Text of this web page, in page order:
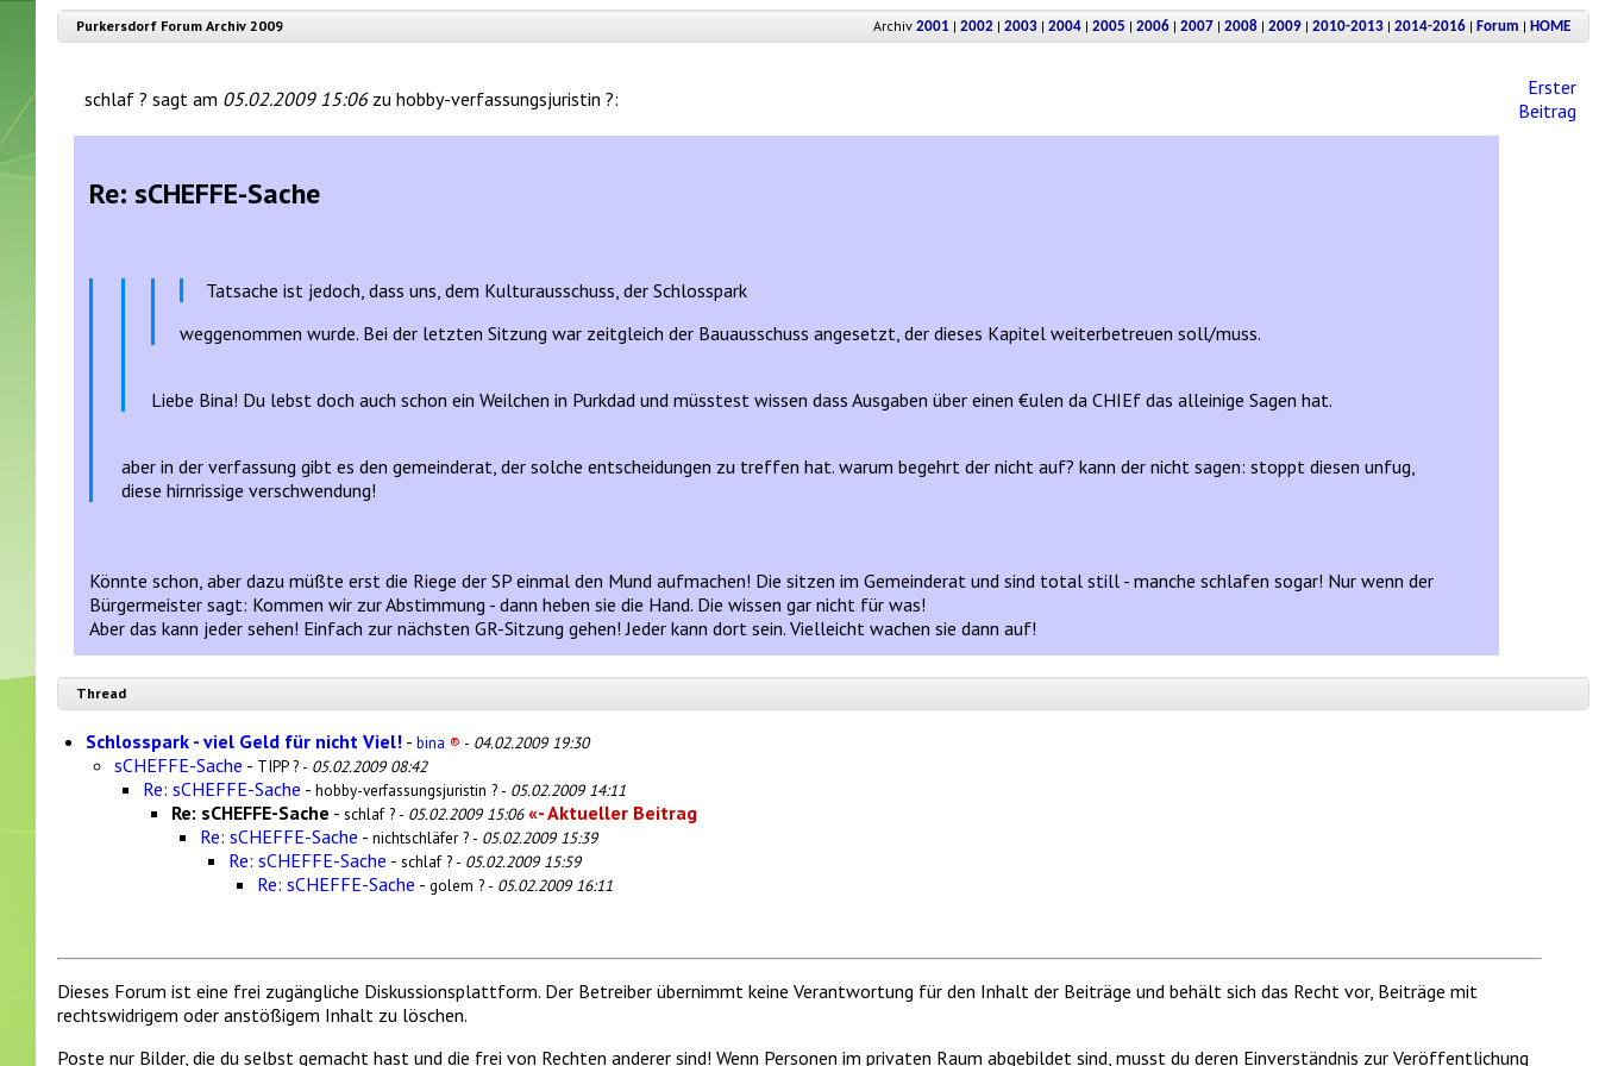
Purkersdorf Forum Archiv 2009 Archiv 2001 | 2002 | 2003 | 2004 | 2005 | 2006 | 2007 | 2008 | 2009 | 2010-2013 | 2014-2016 | Forum | HOME
schlaf ? sagt am 05.02.2009 15:06zu hobby-verfassungsjuristin ?:
Erster
Beitrag
Re: sCHEFFE-Sache
Tatsache ist jedoch, dass uns, dem Kulturausschuss, der Schlosspark
weggenommen wurde. Bei der letzten Sitzung war zeitgleich der Bauausschuss angesetzt, der dieses Kapitel weiterbetreuen soll/muss.
Liebe Bina! Du lebst doch auch schon ein Weilchen in Purkdad und müsstest wissen dass Ausgaben über einen €ulen da CHIEf das alleinige Sagen hat.
aber in der verfassung gibt es den gemeinderat, der solche entscheidungen zu treffen hat. warum begehrt der nicht auf? kann der nicht sagen: stoppt diesen unfug,
diese hirnrissige verschwendung!
Könnte schon, aber dazu müßte erst die Riege der SP einmal den Mund aufmachen! Die sitzen im Gemeinderat und sind total still - manche schlafen sogar! Nur wenn der
Bürgermeister sagt: Kommen wir zur Abstimmung - dann heben sie die Hand. Die wissen gar nicht für was!
Aber das kann jeder sehen! Einfach zur nächsten GR-Sitzung gehen! Jeder kann dort sein. Vielleicht wachen sie dann auf!
Thread
Schlosspark - viel Geld für nicht Viel! - bina ® - 04.02.2009 19:30
sCHEFFE-Sache - TIPP ? - 05.02.2009 08:42
Re: sCHEFFE-Sache - hobby-verfassungsjuristin ? - 05.02.2009 14:11
Re: sCHEFFE-Sache - schlaf ? - 05.02.2009 15:06«- Aktueller Beitrag
Re: sCHEFFE-Sache - nichtschläfer ? - 05.02.2009 15:39
Re: sCHEFFE-Sache - schlaf ? - 05.02.2009 15:59
Re: sCHEFFE-Sache - golem ? - 05.02.2009 16:11
Dieses Forum ist eine frei zugängliche Diskussionsplattform. Der Betreiber übernimmt keine Verantwortung für den Inhalt der Beiträge und behält sich das Recht vor, Beiträge mit
rechtswidrigem oder anstößigem Inhalt zu löschen.
Poste nur Bilder, die du selbst gemacht hast und die frei von Rechten anderer sind! Wenn Personen im privaten Raum abgebildet sind, musst du deren Einverständnis zur Veröffentlichung